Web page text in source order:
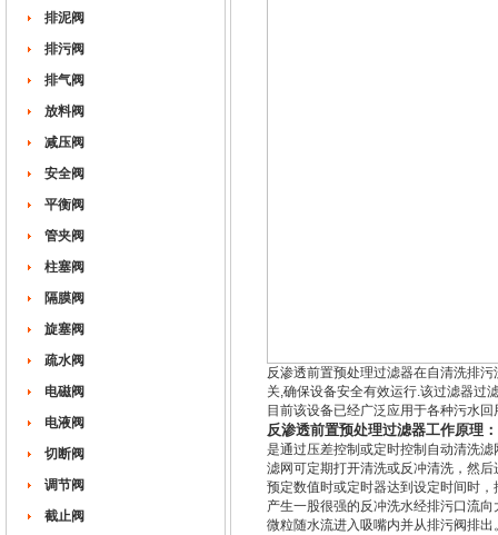
排泥阀
排污阀
排气阀
放料阀
减压阀
安全阀
平衡阀
管夹阀
柱塞阀
隔膜阀
旋塞阀
疏水阀
电磁阀
电液阀
切断阀
调节阀
截止阀
反渗透前置预处理过滤器在自清洗排
关,确保设备安全有效运行.该过滤器过
目前该设备已经广泛应用于各种污水
反渗透前置预处理过滤器工作原理：
是通过压差控制或定时控制自动清洗
滤网可定期打开清洗或反冲清洗，然
预定数值时或定时器达到设定时间时
产生一股很强的反冲洗水经排污口流
微粒随水流进入吸嘴内并从排污阀排